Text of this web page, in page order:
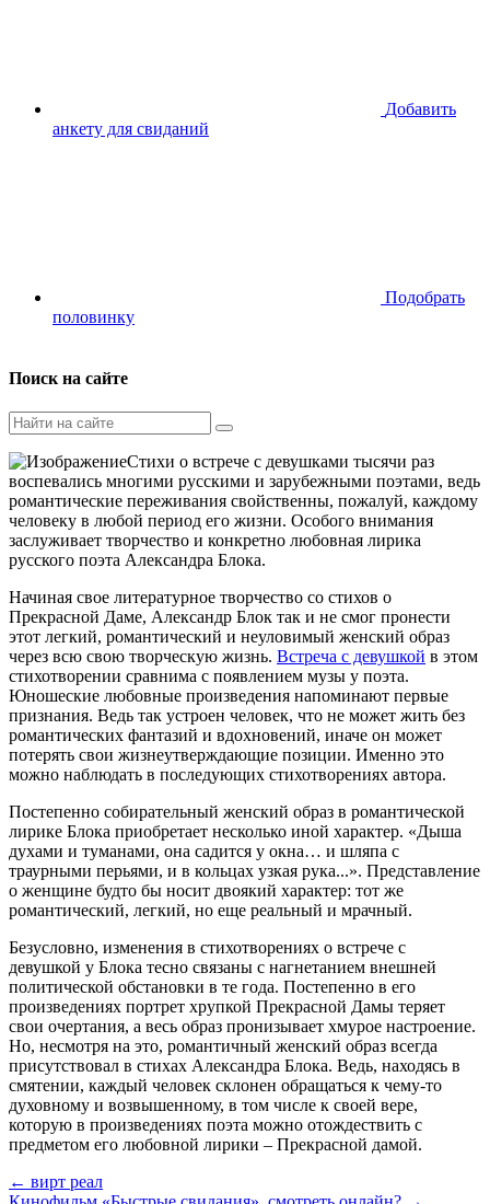
Добавить
анкету для свиданий
Подобрать
половинку
Поиск на сайте
Стихи о встрече с девушками тысячи раз
воспевались многими русскими и зарубежными поэтами, ведь
романтические переживания свойственны, пожалуй, каждому
человеку в любой период его жизни. Особого внимания
заслуживает творчество и конкретно любовная лирика
русского поэта Александра Блока.
Начиная свое литературное творчество со стихов о
Прекрасной Даме, Александр Блок так и не смог пронести
этот легкий, романтический и неуловимый женский образ
через всю свою творческую жизнь. Встреча с девушкой в этом
стихотворении сравнима с появлением музы у поэта.
Юношеские любовные произведения напоминают первые
признания. Ведь так устроен человек, что не может жить без
романтических фантазий и вдохновений, иначе он может
потерять свои жизнеутверждающие позиции. Именно это
можно наблюдать в последующих стихотворениях автора.
Постепенно собирательный женский образ в романтической
лирике Блока приобретает несколько иной характер. «Дыша
духами и туманами, она садится у окна… и шляпа с
траурными перьями, и в кольцах узкая рука...». Представление
о женщине будто бы носит двоякий характер: тот же
романтический, легкий, но еще реальный и мрачный.
Безусловно, изменения в стихотворениях о встрече с
девушкой у Блока тесно связаны с нагнетанием внешней
политической обстановки в те года. Постепенно в его
произведениях портрет хрупкой Прекрасной Дамы теряет
свои очертания, а весь образ пронизывает хмурое настроение.
Но, несмотря на это, романтичный женский образ всегда
присутствовал в стихах Александра Блока. Ведь, находясь в
смятении, каждый человек склонен обращаться к чему-то
духовному и возвышенному, в том числе к своей вере,
которую в произведениях поэта можно отождествить с
предметом его любовной лирики – Прекрасной дамой.
← вирт реал